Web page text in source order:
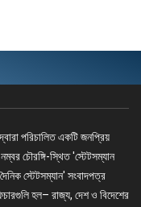
পরিচালিত একটি জনপ্রিয়
চৌরঙ্গি-স্থিত 'স্টেটসম্যান
স্টেটসম্যান' সংবাদপত্র
হল– রাজ্য, দেশ ও বিদেশের